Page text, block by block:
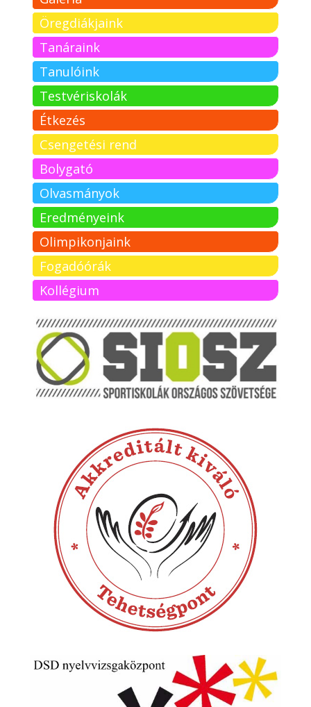
Öregdiákjaink
Tanáraink
Tanulóink
Testvériskolák
Étkezés
Csengetési rend
Bolygató
Olvasmányok
Eredményeink
Olimpikonjaink
Fogadóórák
Kollégium